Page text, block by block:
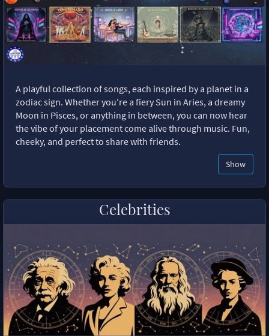
A playful collection of songs, each inspired by a planet in a
zodiac sign. Whether you're a fiery Sun in Aries, a dreamy
Moon in Pisces, or anything in between, you can now hear
the vibe of your placement come alive through music. Fun,
cheeky, and perfect to share with friends.
Show
Celebrities